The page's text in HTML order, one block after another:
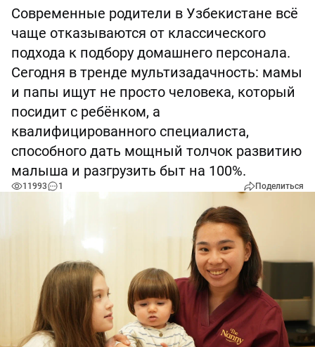
Современные родители в Узбекистане всё
чаще отказываются от классического
подхода к подбору домашнего персонала.
Сегодня в тренде мультизадачность: мамы
и папы ищут не просто человека, который
посидит с ребёнком, а
квалифицированного специалиста,
способного дать мощный толчок развитию
малыша и разгрузить быт на 100%.
11993 1 Поделиться